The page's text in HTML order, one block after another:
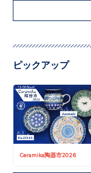
ピックアップ
Ceramika陶器市2026